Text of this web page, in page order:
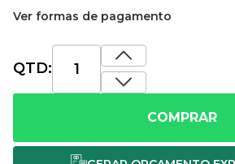
Ver formas de pagamento
QTD:
COMPRAR